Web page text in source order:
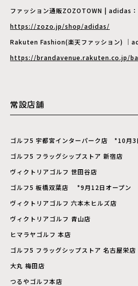
ファッション通販ZOZOTOWN | adidas：
https://zozo.jp/shop/adidas/
Rakuten Fashion(楽天ファッション) ｜
https://brandavenue.rakuten.co.jp/
常設店舗
ゴルフ5 宇都宮インターパーク店 *10月3
ゴルフ5 フラッグシップストア 新宿店
ヴィクトリアゴルフ 世田谷店
ゴルフ5 板橋双葉店 *9月12日オープン
ヴィクトリアゴルフ 六本木ヒルズ店
ヴィクトリアゴルフ 青山店
ヒマラヤゴルフ 本店
ゴルフ5 フラッグシップストア 名古屋栄店
大丸 梅田店
つるやゴルフ本店